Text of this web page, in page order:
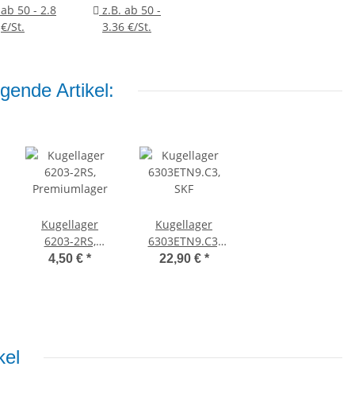
50 - 2.8
€/St.
z.B. ab 50 -
3.36 €/St.
Artikel:
Kugellager
6203-2RS,
Premiumlager
4,50 € *
Kugellager
6303ETN9.C3,
SKF
22,90 € *